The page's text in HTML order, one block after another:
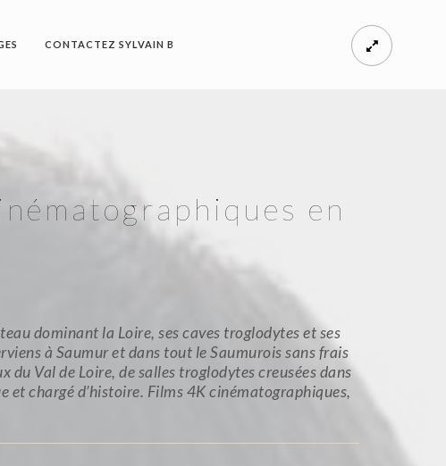
CONTACTEZ SYLVAIN B
en
dominant la Loire, ses caves troglodytes et ses
à Saumur et dans tout le Saumurois sans frais
du Val de Loire, de salles troglodytes creusées dans
et chargé d’histoire. Films 4K cinématographiques,